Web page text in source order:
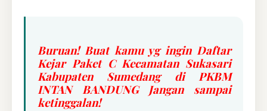
Buruan! Buat kamu yg ingin Daftar
Kejar Paket C Kecamatan Sukasari
Kabupaten Sumedang di PKBM
INTAN BANDUNG Jangan sampai
ketinggalan!